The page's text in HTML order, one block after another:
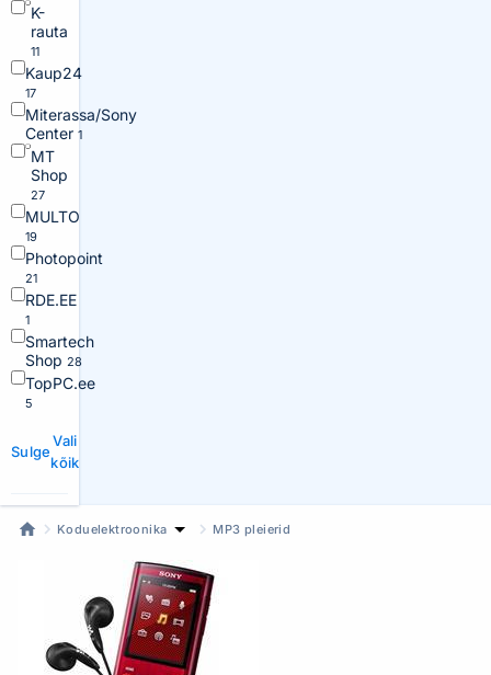
K-
rauta
11
Kaup24
17
Miterassa/Sony
Center 1
MT
Shop
27
MULTO
19
Photopoint
21
RDE.EE
1
Smartech
Shop 28
TopPC.ee
5
Sulge
Vali
kõik
Koduelektroonika MP3 pleierid